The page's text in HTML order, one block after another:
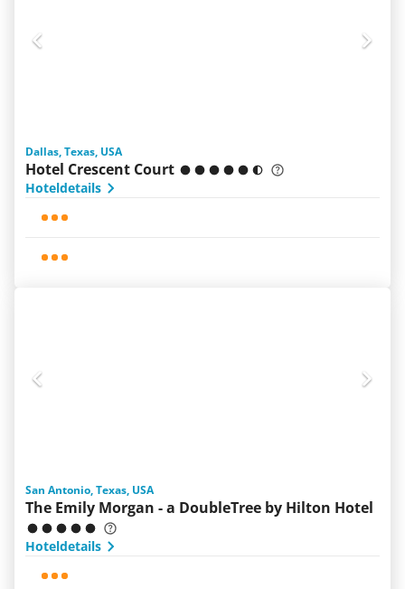
Dallas, Texas, USA
Hotel Crescent Court
Hoteldetails
San Antonio, Texas, USA
The Emily Morgan - a DoubleTree by Hilton Hotel
Hoteldetails